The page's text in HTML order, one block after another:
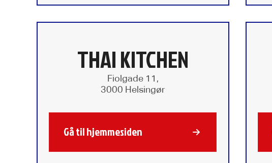
THAI KITCHEN
Fiolgade 11,
3000 Helsingør
Gå til hjemmesiden